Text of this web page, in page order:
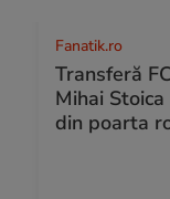
Fanatik.ro
Transferă
Mihai
din poarta